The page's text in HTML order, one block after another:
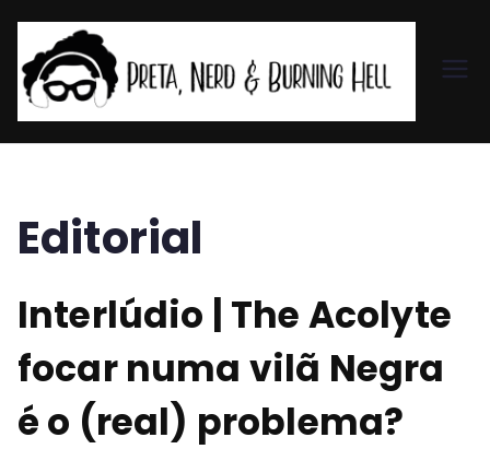
et
er
d
Editorial
Interlúdio | The Acolyte
focar numa vilã Negra
é o (real) problema?